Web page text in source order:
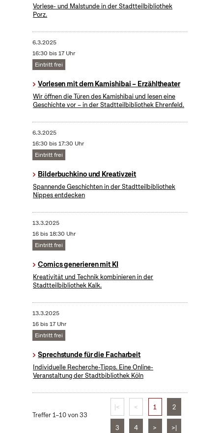
Vorlese- und Malstunde in der Stadtteilbibliothek
Porz.
6.3.2025
16:30 bis 17 Uhr
Eintritt frei
Vorlesen mit dem Kamishibai – Erzähltheater
Wir öffnen die Türen des Kamishibai und lesen eine
Geschichte vor – in der Stadtteilbibliothek Ehrenfeld.
6.3.2025
16:30 bis 17:30 Uhr
Eintritt frei
Bilderbuchkino und Kreativzeit
Spannende Geschichten in der Stadtteilbibliothek
Nippes entdecken
13.3.2025
16 bis 18:30 Uhr
Eintritt frei
Comics generieren mit KI
Kreativität und Technik kombinieren in der
Stadtteilbibliothek Kalk.
13.3.2025
16 bis 17 Uhr
Eintritt frei
Sprechstunde für die Facharbeit
Individuelle Recherche-Tipps. Eine Online-
Veranstaltung der Stadtbibliothek Köln
Treffer 1–10 von 33
|< < 1 2
3 4 > >|